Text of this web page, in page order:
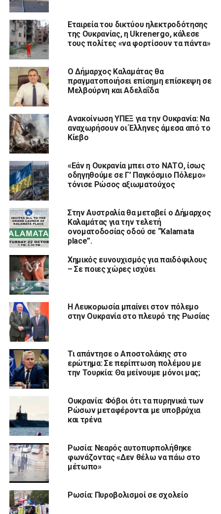
Εταιρεία του δικτύου ηλεκτροδότησης
της Ουκρανίας, η Ukrenergo, κάλεσε
τους πολίτες «να φορτίσουν τα πάντα»
Ο Δήμαρχος Καλαμάτας θα
πραγματοποιήσει επίσημη επίσκεψη σε
Μελβούρνη και Αδελαΐδα
Ανακοίνωση ΥΠΕΞ για την Ουκρανία: Να
αναχωρήσουν οι Έλληνες άμεσα από το
Κίεβο
«Εάν η Ουκρανία μπει στο ΝΑΤΟ, ίσως
οδηγηθούμε σε Γ’ Παγκόσμιο Πόλεμο»
τόνισε Ρώσος αξιωματούχος
Στην Αυστραλία θα μεταβεί ο Δήμαρχος
Καλαμάτας για την τελετή
ονοματοδοσίας οδού σε “Kalamata
place”.
Χημικός ευνουχισμός για παιδόφιλους
– Σε ποιες χώρες ισχύει
Η Λευκορωσία μπαίνει στον πόλεμο
στην Ουκρανία στο πλευρό της Ρωσίας
Τι απάντησε ο Αποστολάκης στο
ερώτημα: Σε περίπτωση πολέμου με
την Τουρκία: Θα μείνουμε μόνοι μας;
Ουκρανία: Φόβοι ότι τα πυρηνικά των
Ρώσων μεταφέρονται με υποβρύχια
και τρένα
Ρωσία: Νεαρός αυτοπυρπολήθηκε
φωνάζοντας «Δεν θέλω να πάω στο
μέτωπο»
Ρωσία: Πυροβολισμοί σε σχολείο